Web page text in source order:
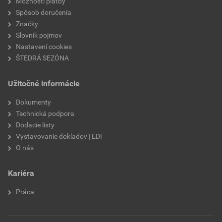
Spôsob doručenia
Značky
Slovník pojmov
Nastavení cookies
ŠTEDRÁ SEZÓNA
Užitočné informácie
Dokumenty
Technická podpora
Dodacie listy
Vystavovanie dokladov | EDI
O nás
Kariéra
Práca